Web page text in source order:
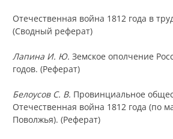
Отечественная война 1812 года в
(Сводный реферат)
Лапина И. Ю. Земское ополчение
годов. (Реферат)
Белоусов С. В. Провинциальное
Отечественная война 1812 года (по
Поволжья). (Реферат)